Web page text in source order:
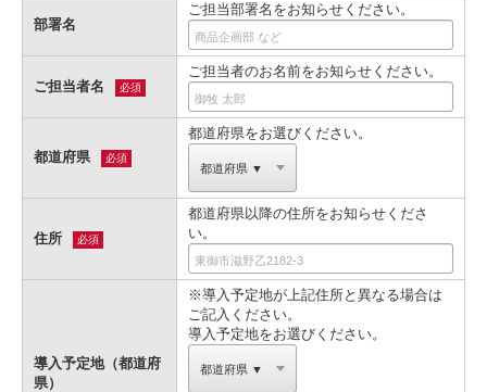
部署名
ご担当部署名をお知らせください。
ご担当者名 必須
ご担当者のお名前をお知らせください。
都道府県 必須
都道府県をお選びください。
住所 必須
都道府県以降の住所をお知らせくださ
い。
導入予定地（都道府
県）
※導入予定地が上記住所と異なる場合は
ご記入ください。
導入予定地をお選びください。